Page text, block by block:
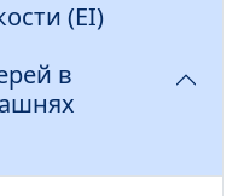
(EI)
в